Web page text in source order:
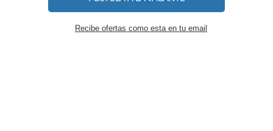
Recibe ofertas como esta en tu email